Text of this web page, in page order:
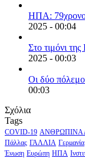
ΗΠΑ: 79χρονος
2025 - 00:04
Στο τιμόνι
2025 - 00:03
Οι δύο
00:03
Σχόλια
Tags
COVID-19 ΑΝΘΡΩΠΙΝΑ
Πάλλας ΓΑΛΛΙΑ Γερμανία
Ένωση Ευρώπη ΗΠΑ